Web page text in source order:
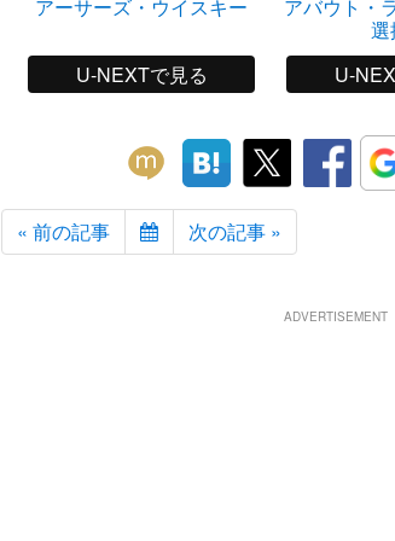
アーサーズ・ウイスキー
U-NEXTで見る
アバウト・
選
U-
« 前の記事 次の記事 »
ADVERTISEMENT